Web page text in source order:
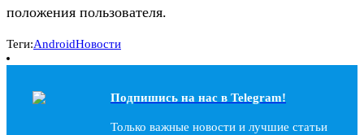
положения пользователя.
Теги:AndroidНовости
Подпишись на наc в Telegram!
Только важные новости и лучшие статьи